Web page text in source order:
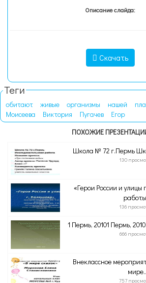
Описание слайда:
Скачать
Теги
обитают живые организмы нашей
Моисеева
Виктория Пугачев
Егор
ПОХОЖИЕ
Школа № 72 г.Пермь
130
«Герои России и улицы
136
1 Пермь, 20101 Пермь,
666
Внеклассное
757